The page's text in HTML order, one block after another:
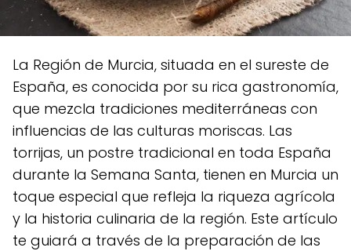
La Región de Murcia, situada en el sureste de
España, es conocida por su rica gastronomía,
que mezcla tradiciones mediterráneas con
influencias de las culturas moriscas. Las
torrijas, un postre tradicional en toda España
durante la Semana Santa, tienen en Murcia un
toque especial que refleja la riqueza agrícola
y la historia culinaria de la región. Este artículo
te guiará a través de la preparación de las